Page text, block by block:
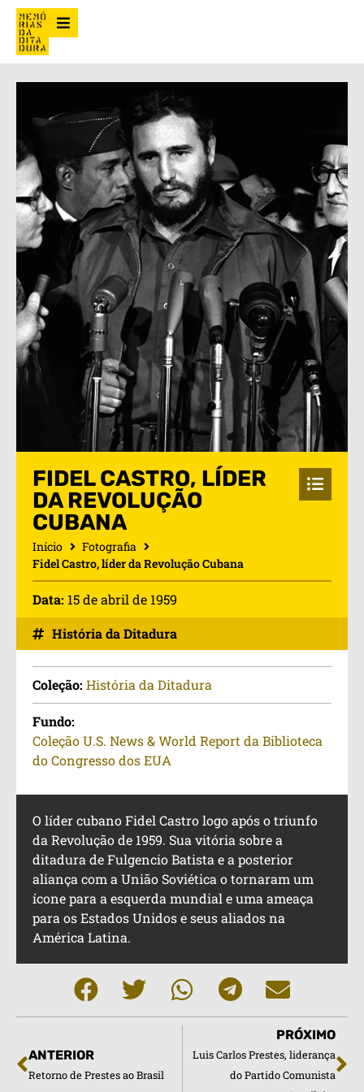
FIDEL CASTRO, LÍDER
DA REVOLUÇÃO
CUBANA
Início
Fotografia
Fidel Castro, líder da Revolução Cubana
Data: 15 de abril de 1959
História da Ditadura
Coleção: História da Ditadura
Fundo:
Coleção U.S. News & World Report da Biblioteca
do Congresso dos EUA
O líder cubano Fidel Castro logo após o triunfo
da Revolução de 1959. Sua vitória sobre a
ditadura de Fulgencio Batista e a posterior
aliança com a União Soviética o tornaram um
ícone para a esquerda mundial e uma ameaça
para os Estados Unidos e seus aliados na
América Latina.
ANTERIOR
Retorno de Prestes ao Brasil
PRÓXIMO
Luis Carlos Prestes, liderança
do Partido Comunista